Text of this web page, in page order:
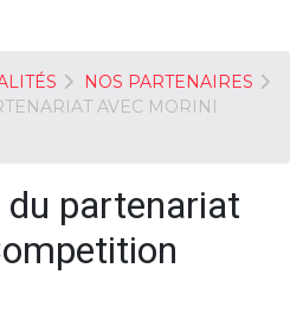
NOS PARTENAIRES
AVEC MORINI
du partenariat